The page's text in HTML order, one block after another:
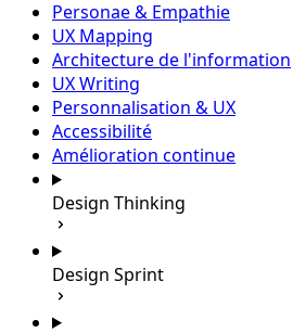
Personae & Empathie
UX Mapping
Architecture de l'information
UX Writing
Personnalisation & UX
Accessibilité
Amélioration continue
Design Thinking
Design Sprint